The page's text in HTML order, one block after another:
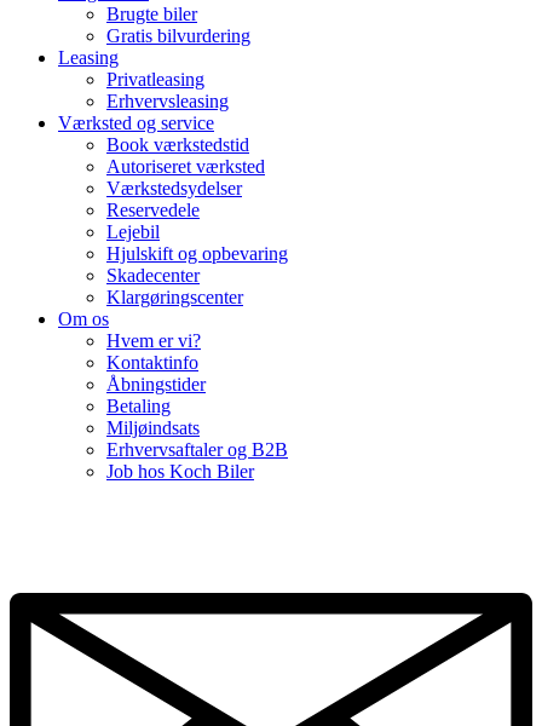
Brugte biler
Gratis bilvurdering
Leasing
Privatleasing
Erhvervsleasing
Værksted og service
Book værkstedstid
Autoriseret værksted
Værkstedsydelser
Reservedele
Lejebil
Hjulskift og opbevaring
Skadecenter
Klargøringscenter
Om os
Hvem er vi?
Kontaktinfo
Åbningstider
Betaling
Miljøindsats
Erhvervsaftaler og B2B
Job hos Koch Biler